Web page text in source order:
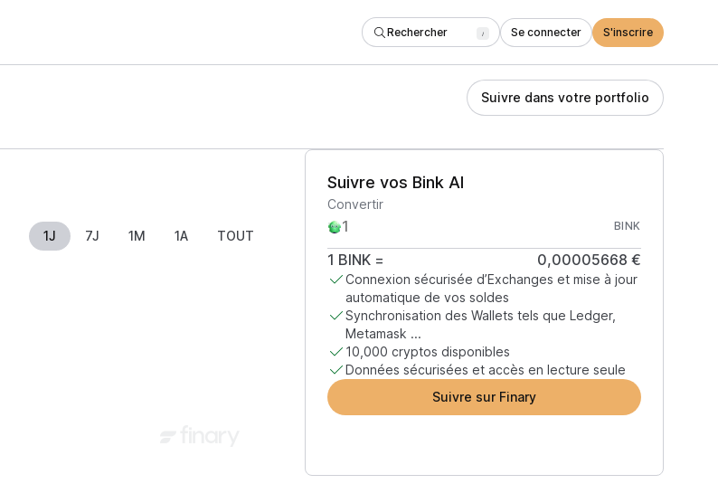
Rechercher / Se connecter S'inscrire
Suivre dans votre portfolio
1J 7J 1M 1A TOUT
Suivre vos Bink AI
Convertir
BINK
1 BINK= 0,00005668 €
Connexion sécurisée d’Exchanges et mise à jour
automatique de vos soldes
Synchronisation des Wallets tels que Ledger,
Metamask ...
10,000 cryptos disponibles
Données sécurisées et accès en lecture seule
Suivre sur Finary